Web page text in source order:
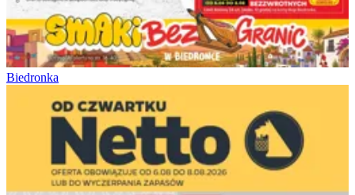
Biedronka